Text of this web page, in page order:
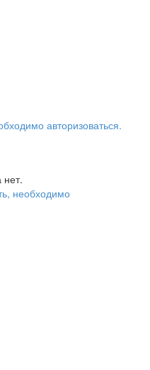
авторизоваться.
нет.
необходимо